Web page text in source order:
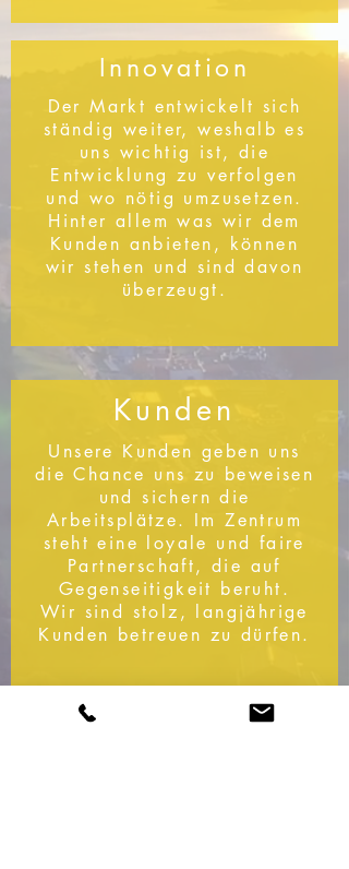
Der Markt entwickelt sich
ständig weiter, weshalb es
uns wichtig ist, die
Entwicklung zu verfolgen
und wo nötig umzusetzen.
Hinter allem was wir dem
Kunden anbieten, können
wir stehen und sind davon
überzeugt.
Innovation
Unsere Kunden geben uns
die Chance uns zu beweisen
und sichern die
Arbeitsplätze. Im Zentrum
steht eine loyale und faire
Partnerschaft, die auf
Gegenseitigkeit beruht.
Wir sind stolz, langjährige
Kunden betreuen zu dürfen.
Kunden